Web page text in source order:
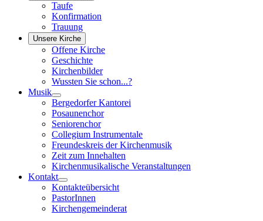
Taufe
Konfirmation
Trauung
Unsere Kirche
Offene Kirche
Geschichte
Kirchenbilder
Wussten Sie schon...?
Musik
Bergedorfer Kantorei
Posaunenchor
Seniorenchor
Collegium Instrumentale
Freundeskreis der Kirchenmusik
Zeit zum Innehalten
Kirchenmusikalische Veranstaltungen
Kontakt
Kontakteübersicht
PastorInnen
Kirchengemeinderat